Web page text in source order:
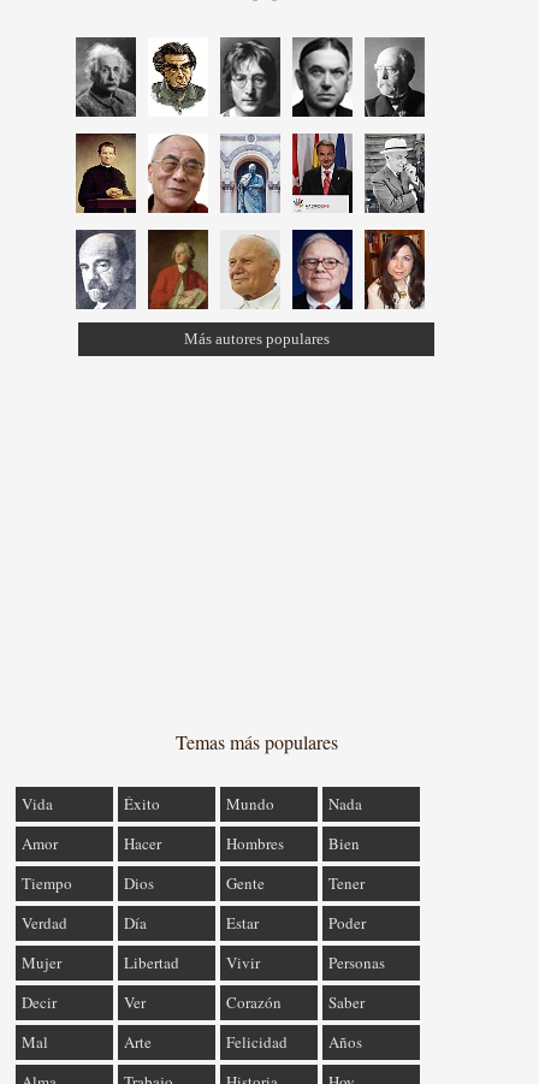
Más autores populares
Temas más populares
Vida Éxito Mundo
Nada
Amor
Hacer Hombres
Bien
Tiempo
Dios Gente
Tener
Verdad
Día Estar
Poder
Mujer
Libertad Vivir
Personas
Decir
Ver Corazón
Saber
Mal
Arte Felicidad
Años